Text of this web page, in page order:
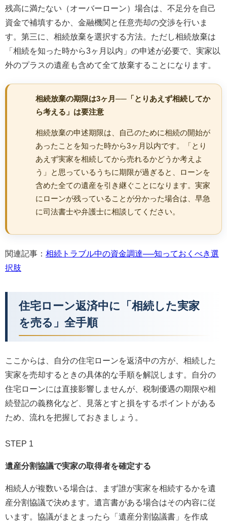
残高に満たない（オーバーローン）場合は、不足分を自己
資金で補填するか、金融機関と任意売却の交渉を行いま
す。第三に、相続放棄を選択する方法。ただし相続放棄は
「相続を知った時から3ヶ月以内」の申述が必要で、実家以
外のプラスの遺産も含めて全て放棄することになります。
相続放棄の期限は3ヶ月──「とりあえず相続してか
ら考える」は要注意
相続放棄の申述期限は、自己のために相続の開始が
あったことを知った時から3ヶ月以内です。「とり
あえず実家を相続してから売れるかどうか考えよ
う」と思っているうちに期限が過ぎると、ローンを
含めた全ての遺産を引き継ぐことになります。実家
にローンが残っていることが分かった場合は、早急
に司法書士や弁護士に相談してください。
関連記事： 相続トラブル中の資金調達──知っておくべき選
択肢
住宅ローン返済中に「相続した実家
を売る」全手順
ここからは、自分の住宅ローンを返済中の方が、相続した
実家を売却するときの具体的な手順を解説します。自分の
住宅ローンには直接影響しませんが、税制優遇の期限や相
続登記の義務化など、見落とすと損をするポイントがある
ため、流れを把握しておきましょう。
STEP 1
遺産分割協議で実家の取得者を確定する
相続人が複数いる場合は、まず誰が実家を相続するかを遺
産分割協議で決めます。遺言書がある場合はその内容に従
います。協議がまとまったら「遺産分割協議書」を作成